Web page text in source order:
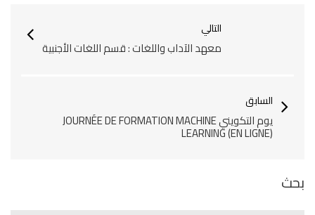
التالي
معهد الآداب واللغات : قسم اللغات الأجنبية
السابق
يوم التكويني JOURNÉE DE FORMATION MACHINE
LEARNING (EN LIGNE)
بحث